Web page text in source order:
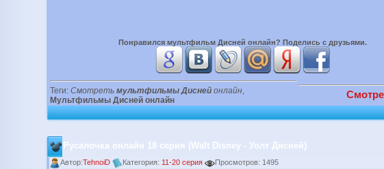
Понравился мультфильм Дисней онлайн? Поделись с друзьями.
Теги: Смотреть мультфильмы Дисней онлайн,
Мультфильмы Дисней онлайн
Русалочка онлайн 18 серия (Walt Disney - Уолт Дисней)
Автор:TehnoiD Категория: 11-20 серия
Просмотров: 1495